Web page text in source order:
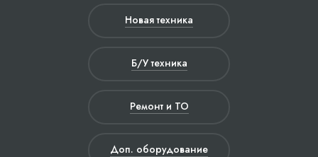
Новая техника
Б/У техника
Ремонт и ТО
Доп. оборудование